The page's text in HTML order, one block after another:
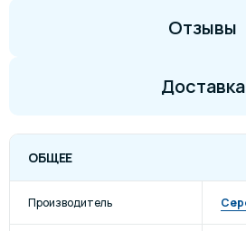
Отзывы
Доставка
ОБЩЕЕ
Производитель